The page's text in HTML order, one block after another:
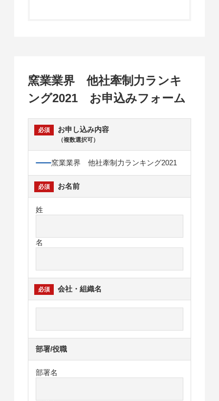
窯業業界 他社牽制力ランキ
ング2021 お申込みフォーム
お申し込み内容
（複数選択可）
窯業業界 他社牽制力ランキング2021
お名前
姓
名
会社・組織名
部署/役職
部署名